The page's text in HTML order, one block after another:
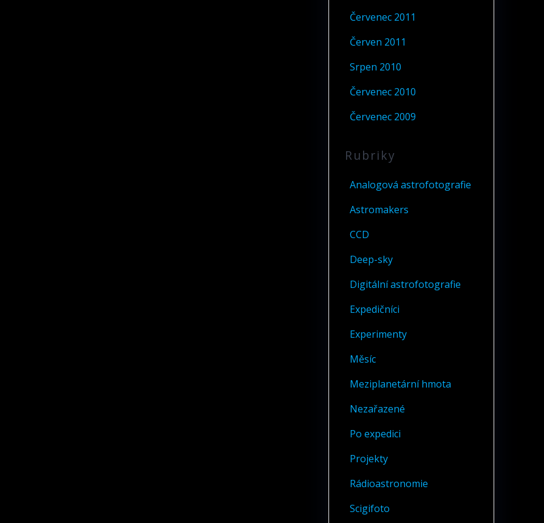
Červenec 2011
Červen 2011
Srpen 2010
Červenec 2010
Červenec 2009
Rubriky
Analogová astrofotografie
Astromakers
CCD
Deep-sky
Digitální astrofotografie
Expedičníci
Experimenty
Měsíc
Meziplanetární hmota
Nezařazené
Po expedici
Projekty
Rádioastronomie
Scigifoto